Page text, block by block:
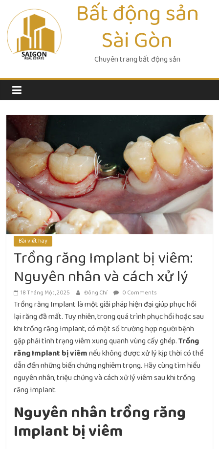
content
Bất động sản
Sài Gòn
Chuyên trang bất động sản
Bài viết hay
Trồng răng Implant bị viêm:
Nguyên nhân và cách xử lý
18 Tháng Một, 2025 Đông Chí 0 Comments
Trồng răng Implant là một giải pháp hiện đại giúp phục hồi
lại răng đã mất. Tuy nhiên, trong quá trình phục hồi hoặc sau
khi trồng răng Implant, có một số trường hợp người bệnh
gặp phải tình trạng viêm xung quanh vùng cấy ghép.Trồng
răng Implant bị viêmnếu không được xử lý kịp thời có thể
dẫn đến những biến chứng nghiêm trọng. Hãy cùng tìm hiểu
nguyên nhân, triệu chứng và cách xử lý viêm sau khi trồng
răng Implant.
Nguyên nhân trồng răng
Implant bị viêm